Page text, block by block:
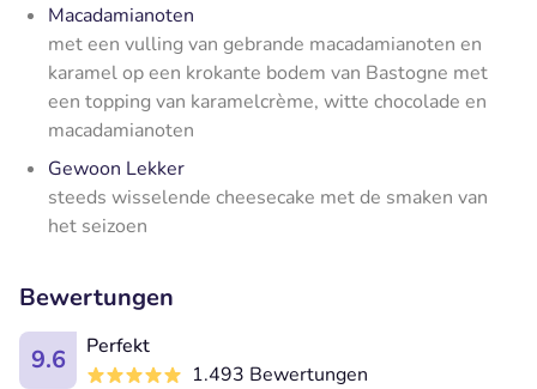
Macadamianoten
met een vulling van gebrande macadamianoten en
karamel op een krokante bodem van Bastogne met
een topping van karamelcrème, witte chocolade en
macadamianoten
Gewoon Lekker
steeds wisselende cheesecake met de smaken van
het seizoen
Bewertungen
9.6
Perfekt
1.493 Bewertungen